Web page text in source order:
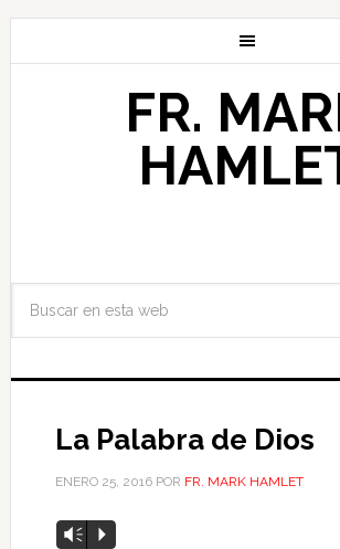
FR.
La Palabra de Dios
ENERO 25, 2016POR FR. MARK HAMLET
Reproductor
Vm P